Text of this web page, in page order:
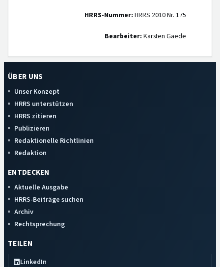
HRRS-Nummer: HRRS 2010 Nr. 175
Bearbeiter: Karsten Gaede
ÜBER UNS
Unser Konzept
HRRS unterstützen
HRRS zitieren
Publizieren
Redaktionelle Richtlinien
Redaktion
ENTDECKEN
Aktuelle Ausgabe
HRRS-Beiträge suchen
Archiv
Rechtsprechung
TEILEN
LinkedIn